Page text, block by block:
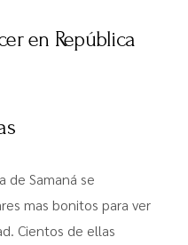
en República
de Samaná se
mas bonitos para ver
Cientos de ellas